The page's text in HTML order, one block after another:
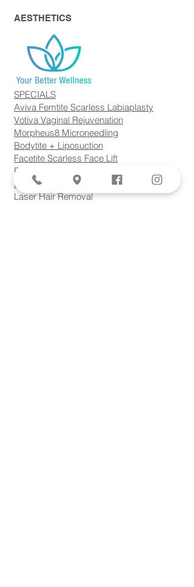
AESTHETICS
SPECIALS
Aviva Femtite Scarless Labiaplasty
Votiva Vaginal Rejuvenation
Morpheus8 Microneedling
Bodytite + Liposuction
Facetite Scarless Face Lift
EvolveX Body Contouring
Forma Skin Tightening
Laser Hair Removal